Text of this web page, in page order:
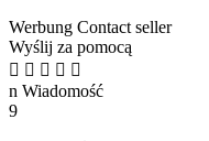
Werbung Contact seller
Wyślij za pomocą
    
n Wiadomość
9